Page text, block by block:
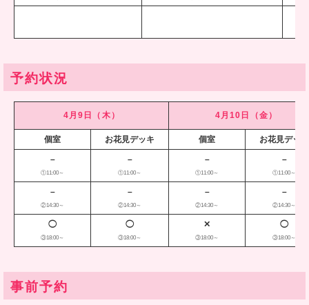
予約状況
4月9日（木） 4月10日（金）
個室 お花見デッキ 個室 お花見デッキ
–
①11:00～
–
①11:00～
–
①11:00～
–
①11:00～
–
②14:30～
–
②14:30～
–
②14:30～
–
②14:30～
◯
③18:00～
◯
③18:00～
✕
③18:00～
◯
③18:00～
事前予約